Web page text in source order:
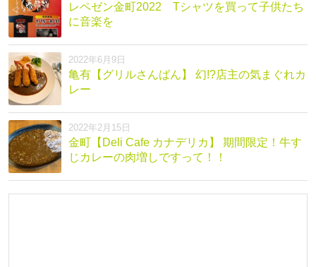
レペゼン金町2022 Tシャツを買って子供たち
に音楽を
2022年6月9日
亀有【グリルさんばん】 幻!?店主の気まぐれカ
レー
2022年2月15日
金町【Deli Cafe カナデリカ】 期間限定！牛す
じカレーの肉増しですって！！